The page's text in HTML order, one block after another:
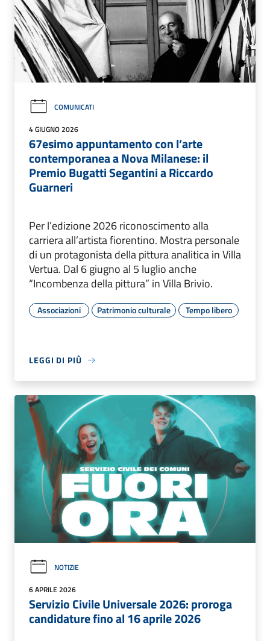
COMUNICATI
4 GIUGNO 2026
67esimo appuntamento con l’arte
contemporanea a Nova Milanese: il
Premio Bugatti Segantini a Riccardo
Guarneri
Per l’edizione 2026 riconoscimento alla
carriera all’artista fiorentino. Mostra personale
di un protagonista della pittura analitica in Villa
Vertua. Dal 6 giugno al 5 luglio anche
“Incombenza della pittura” in Villa Brivio.
Associazioni Patrimonio culturale Tempo libero
LEGGI DI PIÙ
NOTIZIE
6 APRILE 2026
Servizio Civile Universale 2026: proroga
candidature fino al 16 aprile 2026